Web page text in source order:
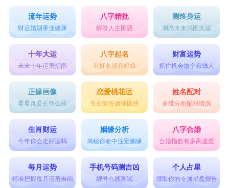
流年运势
财运婚姻事业健康
八字精批
解答人生困惑
测终身运
洞悉未来鸿图大运
十年大运
未来十年运势指南
八字起名
有好名就有好命
财富运势
抓住机会做个有钱人
正缘画像
看看真爱长什么样
恋爱桃花运
专业解答姻缘困惑
姓名配对
多维分析配对情况
生肖财运
今年你会走好运吗
姻缘分析
揭秘你命中注定姻缘
八字合婚
合婚指数有多高速查
每月运势
精准把握每月运势吉凶
手机号码测吉凶
靓号在线测试
个人占星
领取你的专属星盘报告